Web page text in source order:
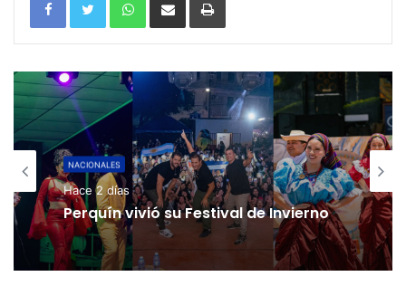
NACIONALES
Hace 2 días
Perquín vivió su Festival de Invierno